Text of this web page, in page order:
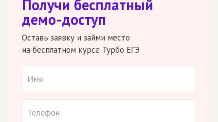
Получи бесплатный
демо-доступ
Оставь заявку и займи место
на бесплатном курсе Турбо ЕГЭ